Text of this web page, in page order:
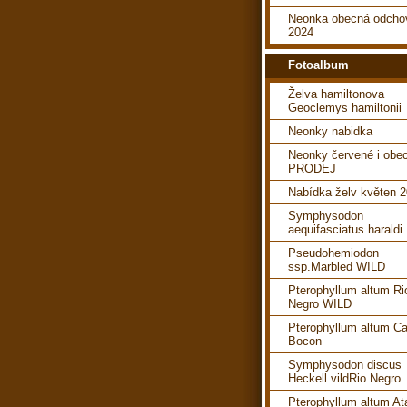
Neonka obecná
2024
Fotoalbum
Želva hamiltonova
Geoclemys hamiltonii
Neonky nabidka
Neonky červené i
PRODEJ
Nabídka želv květen
Symphysodon
aequifasciatus haraldi
Pseudohemiodon
ssp.Marbled WILD
Pterophyllum altum
Negro WILD
Pterophyllum altum
Bocon
Symphysodon discus
Heckell vildRio Negro
Pterophyllum altum